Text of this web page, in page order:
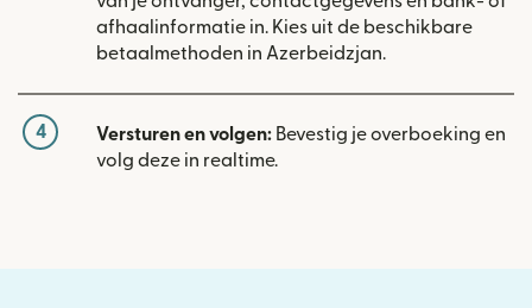
afhaalinformatie in. Kies uit de beschikbare
betaalmethoden in Azerbeidzjan.
4 Versturen en volgen: Bevestig je overboeking en
volg deze in realtime.